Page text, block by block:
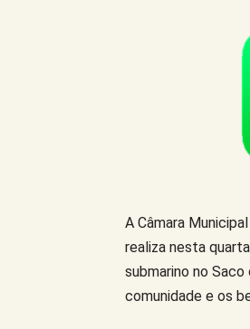
A Câmara
realiza nesta
submarino no
comunidade e os